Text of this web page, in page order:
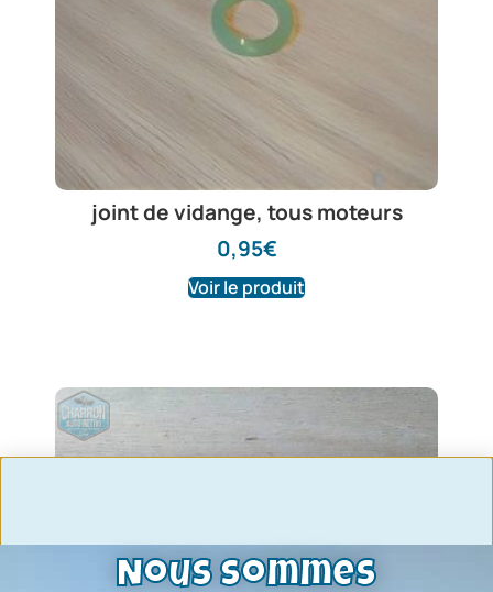
joint de vidange, tous moteurs
0,95€
Voir le produit
Nous sommes